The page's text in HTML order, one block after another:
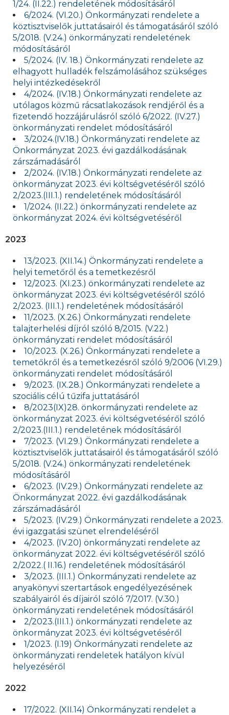
1/24. (II.22.) rendeletének módosításáról
6/2024. (VI.20.) Önkormányzati rendelete a
köztisztviselők juttatásairól és támogatásáról szóló
5/2018. (V.24.) önkormányzati rendeletének
módosításáról
5/2024. (IV. 18.) Önkormányzati rendelete az
elhagyott hulladék felszámolásához szükséges
helyi intézkedésekről
4/2024. (IV.18.) Önkormányzati rendelete az
utólagos közmű rácsatlakozások rendjéről és a
fizetendő hozzájárulásról szóló 6/2022. (IV.27.)
önkormányzati rendelet módosításáról
3/2024.(IV.18.) Önkormányzati rendelete az
Önkormányzat 2023. évi gazdálkodásának
zárszámadásáról
2/2024. (IV.18.) Önkormányzati rendelete az
önkormányzat 2023. évi költségvetéséről szóló
2/2023.(III.1.) rendeletének módosításáról
1/2024. (II.22.) önkormányzati rendelete az
önkormányzat 2024. évi költségvetéséről
2023
13/2023. (XII.14.) Önkormányzati rendelete a
helyi temetőről és a temetkezésről
12/2023. (XI.23.) önkormányzati rendelete az
önkormányzat 2023. évi költségvetéséről szóló
2/2023. (III.1.) rendeletének módosításáról
11/2023. (X.26.) Önkormányzati rendelete
talajterhelési díjról szóló 8/2015. (V.22.)
önkormányzati rendelet módosításáról
10/2023. (X.26.) Önkormányzati rendelete a
temetőkről és a temetkezésről szóló 9/2006 (VI.29.)
önkormányzati rendelet módosításáról
9/2023. (IX.28.) Önkormányzati rendelete a
szociális célú tűzifa juttatásáról
8/2023(IX)28. önkormányzati rendelete az
önkormányzat 2023. évi költségvetéséről szóló
2/2023.(III.1.) rendeletének módosításáról
7/2023. (VI.29.) Önkormányzati rendelete a
köztisztviselők juttatásairól és támogatásáról szóló
5/2018. (V.24.) önkormányzati rendeletének
módosításáról
6/2023. (IV.29.) Önkormányzati rendelete az
Önkormányzat 2022. évi gazdálkodásának
zárszámadásáról
5/2023. (IV.29.) Önkormányzati rendelete a 2023.
évi igazgatási szünet elrendeléséről
4/2023. (IV.20) önkormányzati rendelete az
önkormányzat 2022. évi költségvetéséről szóló
2/2022.( II.16.) rendeletének módosításáról
3/2023. (III.1.) Önkormányzati rendelete az
anyakönyvi szertartások engedélyezésének
szabályairól és díjairól szóló 7/2017. (V.30.)
önkormányzati rendeletének módosításáról
2/2023.(III.1.) önkormányzati rendelete az
önkormányzat 2023. évi költségvetéséről
1/2023. (I.19) Önkormányzati rendelete az
önkormányzati rendeletek hatályon kívül
helyezéséről
2022
17/2022. (XII.14) Önkormányzati rendelet a